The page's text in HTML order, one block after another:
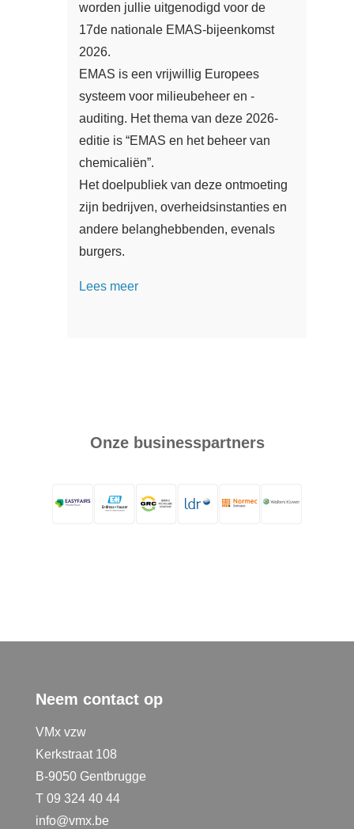
worden jullie uitgenodigd voor de
17de nationale EMAS-bijeenkomst
2026.
EMAS is een vrijwillig Europees
systeem voor milieubeheer en -
auditing. Het thema van deze 2026-
editie is “EMAS en het beheer van
chemicaliën”.
Het doelpubliek van deze ontmoeting
zijn bedrijven, overheidsinstanties en
andere belanghebbenden, evenals
burgers.
Lees meer
Onze businesspartners
Neem contact op
VMx vzw
Kerkstraat 108
B-9050 Gentbrugge
T 09 324 40 44
info@vmx.be